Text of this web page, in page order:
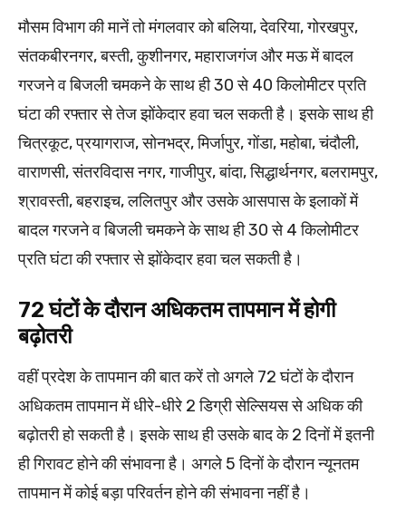
मौसम विभाग की मानें तो मंगलवार को बलिया, देवरिया, गोरखपुर,
संतकबीरनगर, बस्ती, कुशीनगर, महाराजगंज और मऊ में बादल
गरजने व बिजली चमकने के साथ ही 30 से 40 किलोमीटर प्रति
घंटा की रफ्तार से तेज झोंकेदार हवा चल सकती है। इसके साथ ही
चित्रकूट, प्रयागराज, सोनभद्र, मिर्जापुर, गोंडा, महोबा, चंदौली,
वाराणसी, संतरविदास नगर, गाजीपुर, बांदा, सिद्धार्थनगर, बलरामपुर,
श्रावस्ती, बहराइच, ललितपुर और उसके आसपास के इलाकों में
बादल गरजने व बिजली चमकने के साथ ही 30 से 4 किलोमीटर
प्रति घंटा की रफ्तार से झोंकेदार हवा चल सकती है।
72 घंटों के दौरान अधिकतम तापमान में होगी
बढ़ोतरी
वहीं प्रदेश के तापमान की बात करें तो अगले 72 घंटों के दौरान
अधिकतम तापमान में धीरे-धीरे 2 डिग्री सेल्सियस से अधिक की
बढ़ोतरी हो सकती है। इसके साथ ही उसके बाद के 2 दिनों में इतनी
ही गिरावट होने की संभावना है। अगले 5 दिनों के दौरान न्यूनतम
तापमान में कोई बड़ा परिवर्तन होने की संभावना नहीं है।